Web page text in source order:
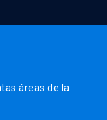
áreas de la